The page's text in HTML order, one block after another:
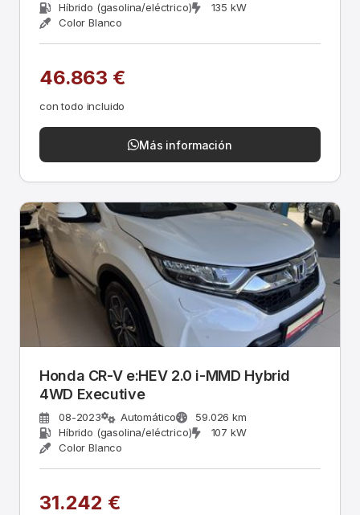
Híbrido (gasolina/eléctrico)
135 kW
Color Blanco
46.863 €
con todo incluido
Más información
Honda CR-V e:HEV 2.0 i-MMD Hybrid
4WD Executive
08-2023 Automático
59.026 km
Híbrido (gasolina/eléctrico)
107 kW
Color Blanco
31.242 €